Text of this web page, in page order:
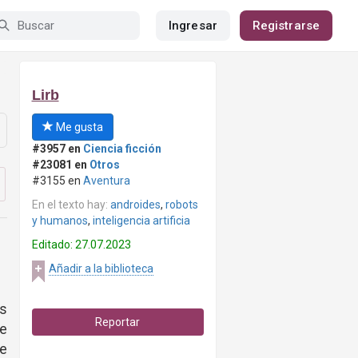
Ingresar Registrarse
Lirb
Me gusta
#3957 en Ciencia ficción
#23081 en Otros
#3155 en Aventura
En el texto hay: androides, robots
y humanos, inteligencia artificia
Editado: 27.07.2023
Añadir a la biblioteca
Reportar